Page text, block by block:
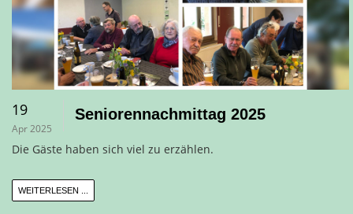
19
Apr 2025
Seniorennachmittag 2025
Die Gäste haben sich viel zu erzählen.
WEITERLESEN ...